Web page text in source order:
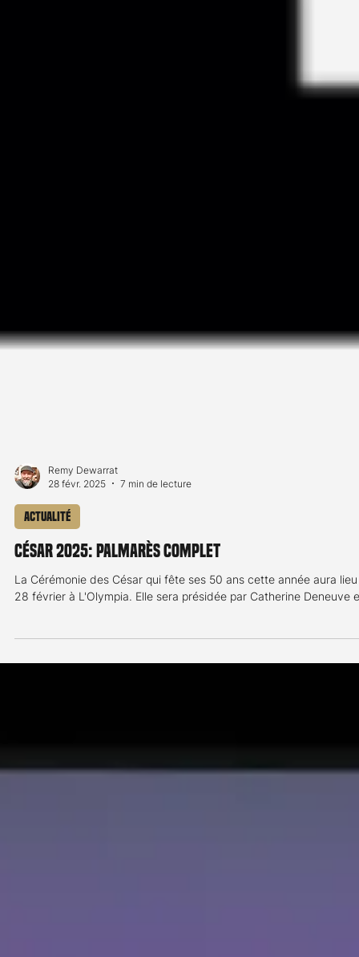
Remy Dewarrat
28 févr. 2025
7 min de lecture
Actualité
César 2025: Palmarès complet
La Cérémonie des César qui fête ses 50 ans cette année aura